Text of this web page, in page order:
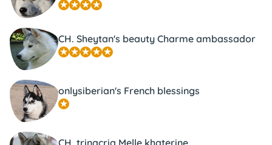
CH. Sheytan's beauty Charme ambassador
onlysiberian's French blessings
CH. trinacria Melle khaterine